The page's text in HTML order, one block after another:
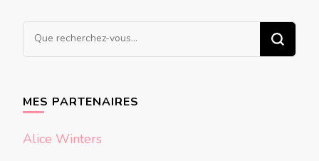
Vous
MES PARTENAIRES
Alice Winters